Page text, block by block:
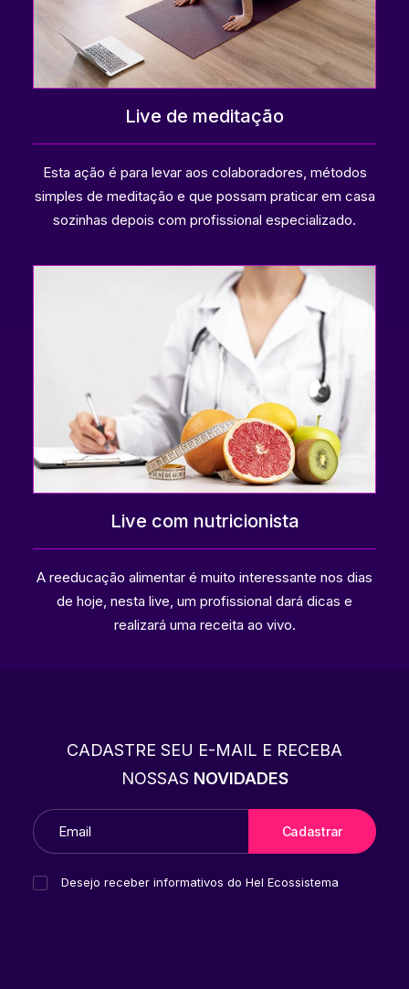
Live de meditação
Esta ação é para levar aos colaboradores, métodos
simples de meditação e que possam praticar em casa
sozinhas depois com profissional especializado.
Live com nutricionista
A reeducação alimentar é muito interessante nos dias
de hoje, nesta live, um profissional dará dicas e
realizará uma receita ao vivo.
CADASTRE SEU E-MAIL E RECEBA
NOSSAS NOVIDADES
Desejo receber informativos do Hel Ecossistema